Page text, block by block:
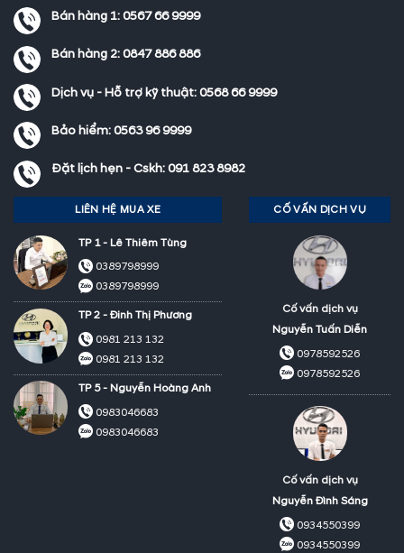
Bán hàng 1:0567 66 9999
Bán hàng 2:0847 886 886
Dịch vụ - Hỗ trợ kỹ thuật:0568 66 9999
Bảo hiểm:0563 96 9999
Đặt lịch hẹn - Cskh:091 823 8982
LIÊN HỆ MUA XE
TP 1 - Lê Thiêm Tùng
0389798999
0389798999
TP 2 - Đinh Thị Phương
0981 213 132
0981 213 132
TP 5 - Nguyễn Hoàng Anh
0983046683
0983046683
CỐ VẤN DỊCH VỤ
Cố vấn dịch vụ
Nguyễn Tuấn Diễn
0978592526
0978592526
Cố vấn dịch vụ
Nguyễn Đình Sáng
0934550399
0934550399